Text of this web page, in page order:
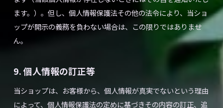
ます。）。但し、個人情報保護法その他の法令により、当ショ
ップが開示の義務を負わない場合は、この限りではありませ
ん。
9. 個人情報の訂正等
当ショップは、お客様から、個人情報が真実でないという理由
によって、個人情報保護法の定めに基づきその内容の訂正、追